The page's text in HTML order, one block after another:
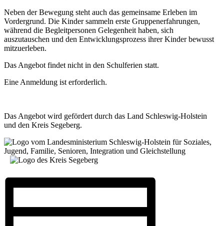
Neben der Bewegung steht auch das gemeinsame Erleben im
Vordergrund. Die Kinder sammeln erste Gruppenerfahrungen,
während die Begleitpersonen Gelegenheit haben, sich
auszutauschen und den Entwicklungsprozess ihrer Kinder bewusst
mitzuerleben.
Das Angebot findet nicht in den Schulferien statt.
Eine Anmeldung ist erforderlich.
Das Angebot wird gefördert durch das Land Schleswig-Holstein
und den Kreis Segeberg.